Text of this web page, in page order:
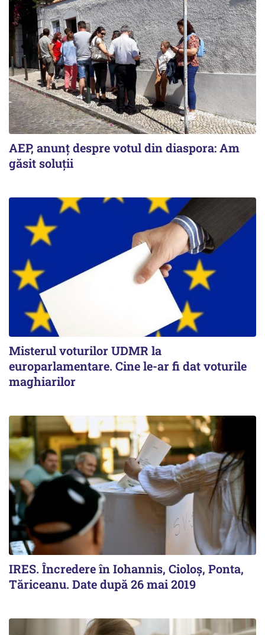
AEP, anunţ despre votul din diaspora: Am
găsit soluţii
Misterul voturilor UDMR la
europarlamentare. Cine le-ar fi dat voturile
maghiarilor
IRES. Încredere în Iohannis, Cioloș, Ponta,
Tăriceanu. Date după 26 mai 2019